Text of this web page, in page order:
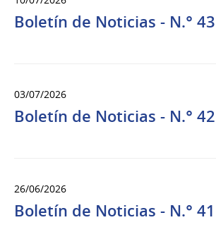
Boletín de Noticias - N.° 43
03/07/2026
Boletín de Noticias - N.° 42
26/06/2026
Boletín de Noticias - N.° 41